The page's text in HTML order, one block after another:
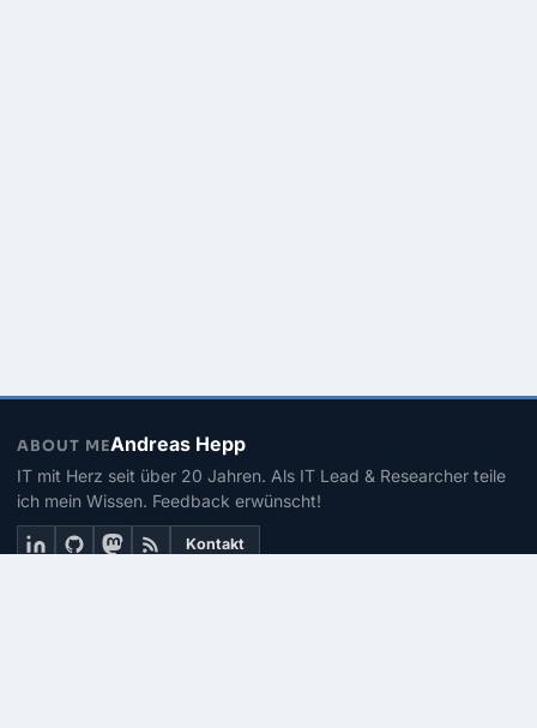
ABOUT MEAndreas Hepp
IT mit Herz seit über 20 Jahren. Als IT Lead & Researcher teile
ich mein Wissen. Feedback erwünscht!
Kontakt